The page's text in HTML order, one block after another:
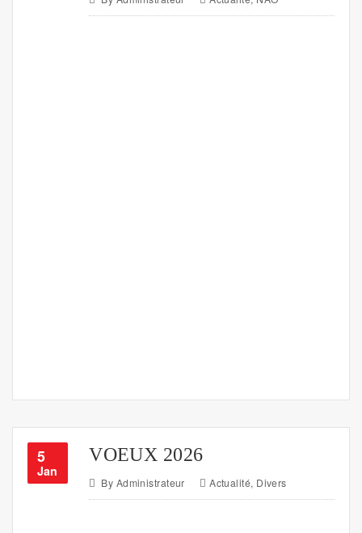
5
Jan
VOEUX 2026
By Administrateur Actualité, Divers